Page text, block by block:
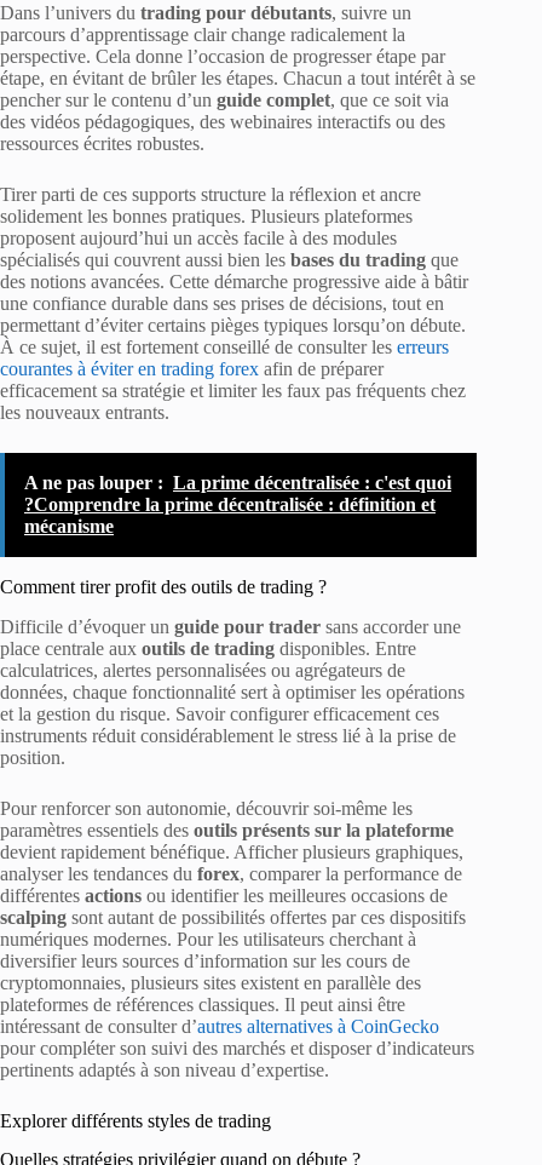
Dans l’univers du trading pour débutants, suivre un
parcours d’apprentissage clair change radicalement la
perspective. Cela donne l’occasion de progresser étape par
étape, en évitant de brûler les étapes. Chacun a tout intérêt à se
pencher sur le contenu d’un guide complet, que ce soit via
des vidéos pédagogiques, des webinaires interactifs ou des
ressources écrites robustes.
Tirer parti de ces supports structure la réflexion et ancre
solidement les bonnes pratiques. Plusieurs plateformes
proposent aujourd’hui un accès facile à des modules
spécialisés qui couvrent aussi bien les bases du trading que
des notions avancées. Cette démarche progressive aide à bâtir
une confiance durable dans ses prises de décisions, tout en
permettant d’éviter certains pièges typiques lorsqu’on débute.
À ce sujet, il est fortement conseillé de consulter les erreurs
courantes à éviter en trading forex afin de préparer
efficacement sa stratégie et limiter les faux pas fréquents chez
les nouveaux entrants.
A ne pas louper : La prime décentralisée : c'est quoi
?Comprendre la prime décentralisée : définition et
mécanisme
Comment tirer profit des outils de trading ?
Difficile d’évoquer un guide pour trader sans accorder une
place centrale aux outils de trading disponibles. Entre
calculatrices, alertes personnalisées ou agrégateurs de
données, chaque fonctionnalité sert à optimiser les opérations
et la gestion du risque. Savoir configurer efficacement ces
instruments réduit considérablement le stress lié à la prise de
position.
Pour renforcer son autonomie, découvrir soi-même les
paramètres essentiels des outils présents sur la plateforme
devient rapidement bénéfique. Afficher plusieurs graphiques,
analyser les tendances du forex, comparer la performance de
différentes actions ou identifier les meilleures occasions de
scalping sont autant de possibilités offertes par ces dispositifs
numériques modernes. Pour les utilisateurs cherchant à
diversifier leurs sources d’information sur les cours de
cryptomonnaies, plusieurs sites existent en parallèle des
plateformes de références classiques. Il peut ainsi être
intéressant de consulter d’autres alternatives à CoinGecko
pour compléter son suivi des marchés et disposer d’indicateurs
pertinents adaptés à son niveau d’expertise.
Explorer différents styles de trading
Quelles stratégies privilégier quand on débute ?